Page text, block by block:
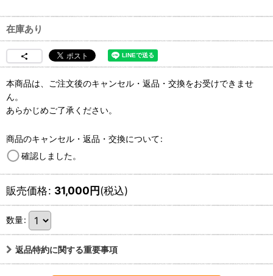
在庫あり
本商品は、ご注文後のキャンセル・返品・交換をお受けできませ
ん。
あらかじめご了承ください。
商品のキャンセル・返品・交換について:
確認しました。
販売価格: 31,000円(税込)
数量:
返品特約に関する重要事項